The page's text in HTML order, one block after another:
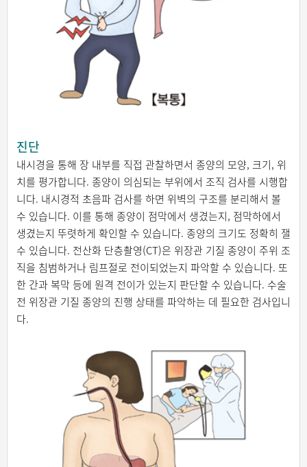
진단
내시경을 통해 장 내부를 직접 관찰하면서 종양의 모양, 크기, 위
치를 평가합니다. 종양이 의심되는 부위에서 조직 검사를 시행합
니다. 내시경적 초음파 검사를 하면 위벽의 구조를 분리해서 볼
수 있습니다. 이를 통해 종양이 점막에서 생겼는지, 점막하에서
생겼는지 뚜렷하게 확인할 수 있습니다. 종양의 크기도 정확히 잴
수 있습니다. 전산화 단층촬영(CT)은 위장관 기질 종양이 주위 조
직을 침범하거나 림프절로 전이되었는지 파악할 수 있습니다. 또
한 간과 복막 등에 원격 전이가 있는지 판단할 수 있습니다. 수술
전 위장관 기질 종양의 진행 상태를 파악하는 데 필요한 검사입니
다.